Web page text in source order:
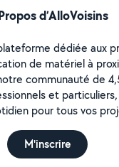
d’AlloVoisins
dédiée aux
de matériel à
communauté de
et
pour tous vos
M'inscrire